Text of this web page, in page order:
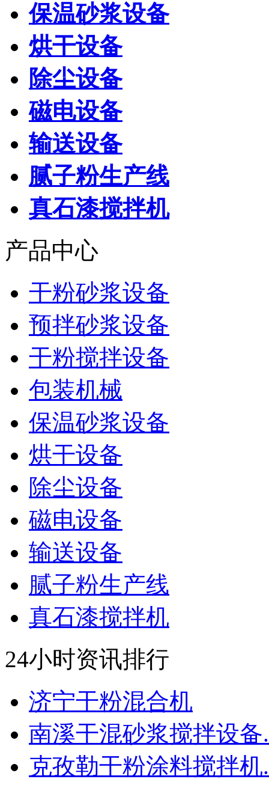
保温砂浆设备
烘干设备
除尘设备
磁电设备
输送设备
腻子粉生产线
真石漆搅拌机
产品中心
干粉砂浆设备
预拌砂浆设备
干粉搅拌设备
包装机械
保温砂浆设备
烘干设备
除尘设备
磁电设备
输送设备
腻子粉生产线
真石漆搅拌机
24小时资讯排行
济宁干粉混合机
南溪干混砂浆搅拌设备
克孜勒干粉涂料搅拌机